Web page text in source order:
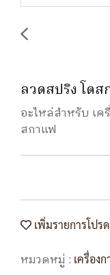
ลวดสปริง โด
อะไหล่สำหรับ เ
สกาแฟ
เพิ่มรายการโปรด
หมวดหมู่ : เครื่อง